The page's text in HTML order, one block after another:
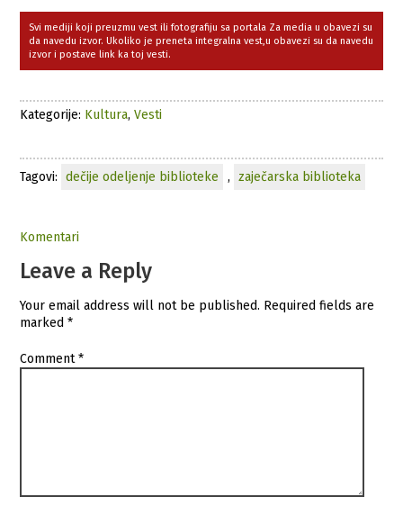
Svi mediji koji preuzmu vest ili fotografiju sa portala Za media u obavezi su
da navedu izvor. Ukoliko je preneta integralna vest,u obavezi su da navedu
izvor i postave link ka toj vesti.
Kategorije: Kultura,Vesti
Tagovi: dečije odeljenje biblioteke , zaječarska biblioteka
Komentari
Leave a Reply
Your email address will not be published. Required fields are
marked*
Comment*